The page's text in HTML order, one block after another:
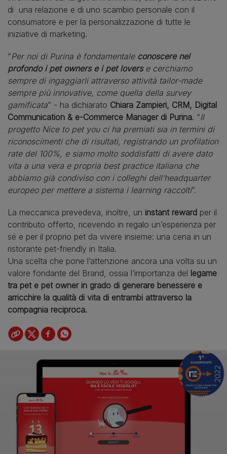
di una relazione e di uno scambio personale con il
consumatore e per la personalizzazione di tutte le
iniziative di marketing.
“Per noi di Purina è fondamentale conoscere nel
profondo i pet owners e i pet loverse cerchiamo
sempre di ingaggiarli attraverso attività tailor-made
sempre più innovative, come quella della survey
gamificata” - ha dichiarato Chiara Zampieri, CRM, Digital
Communication & e-Commerce Manager di Purina. “Il
progetto Nice to pet you ci ha premiati sia in termini di
riconoscimenti che di risultati, registrando un profilation
rate del 100%, e siamo molto soddisfatti di avere dato
vita a una vera e propria best practice italiana che
abbiamo già condiviso con i colleghi dell’headquarter
europeo per mettere a sistema i learning raccolti”.
La meccanica prevedeva, inoltre, un instant reward per il
contributo offerto, ricevendo in regalo un’esperienza per
sé e per il proprio pet da vivere insieme: una cena in un
ristorante pet-friendly in Italia.
Una scelta che pone l’attenzione ancora una volta su un
valore fondante del Brand, ossia l’importanza del legame
tra pet e pet owner in grado di generare benessere e
arricchire la qualità di vita di entrambi attraverso la
compagnia reciproca.